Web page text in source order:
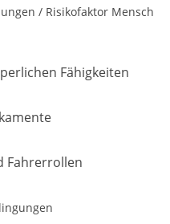
/ Risikofaktor Mensch
Fähigkeiten
Fahrerrollen